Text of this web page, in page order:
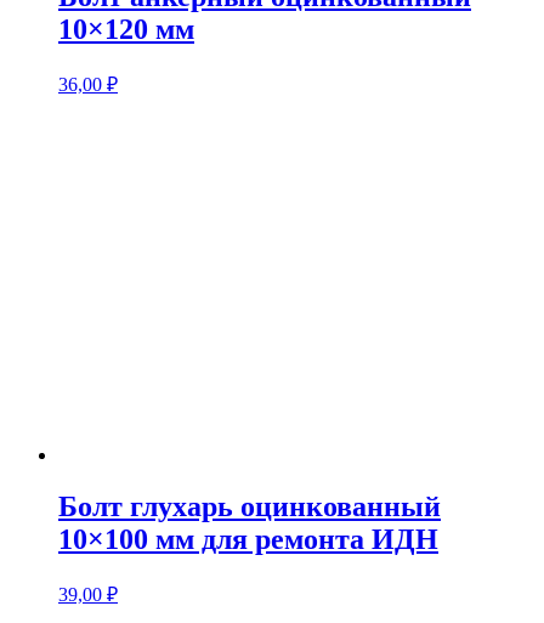
10×120 мм
36,00 ₽
Болт глухарь оцинкованный
10×100 мм для ремонта ИДН
39,00 ₽